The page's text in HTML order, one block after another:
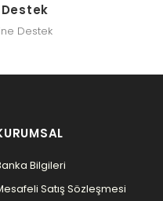
Destek
Bilgileri
Satış Sözleşmesi